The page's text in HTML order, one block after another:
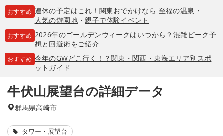
おすすめ 連休の予定はこれ！関東おでかけなら 至福の温泉 ・
人気の遊園地・親子で体験イベント
おすすめ 2026年のゴールデンウィークはいつから？混雑ピーク予
想と回避術をご紹介
おすすめ 今年のGWどこ行く！？関東・関西・東海エリア別スポ
ットガイド
牛伏山展望台の詳細データ
群馬県高崎市
タワー・展望台